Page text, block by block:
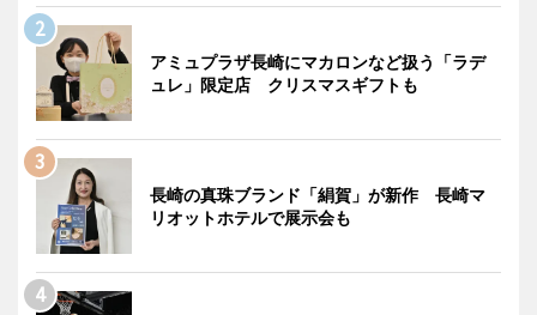
アミュプラザ長崎にマカロンなど扱う「ラデ
ュレ」限定店 クリスマスギフトも
長崎の真珠ブランド「絹賀」が新作 長崎マ
リオットホテルで展示会も